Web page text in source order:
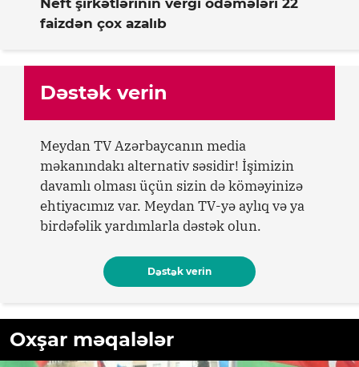
faizdən çox azalıb
Dəstək verin
Meydan TV Azərbaycanın media
məkanındakı alternativ səsidir! İşimizin
davamlı olması üçün sizin də köməyinizə
ehtiyacımız var. Meydan TV-yə aylıq və ya
birdəfəlik yardımlarla dəstək olun.
Dəstək verin
Oxşar məqalələr